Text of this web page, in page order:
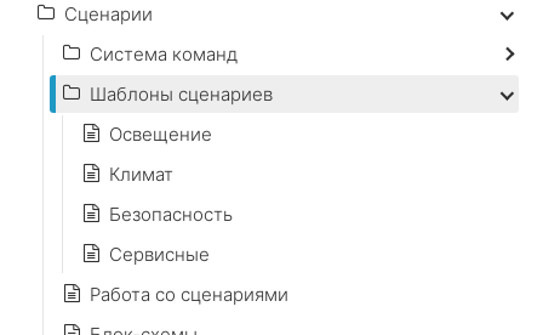
Сценарии
Система команд
Шаблоны сценариев
Освещение
Климат
Безопасность
Сервисные
Работа со сценариями